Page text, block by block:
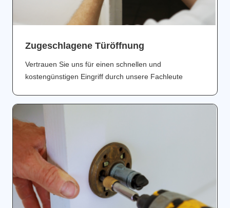
Zugeschlagene Türöffnung
Vertrauen Sie uns für einen schnellen und
kostengünstigen Eingriff durch unsere Fachleute